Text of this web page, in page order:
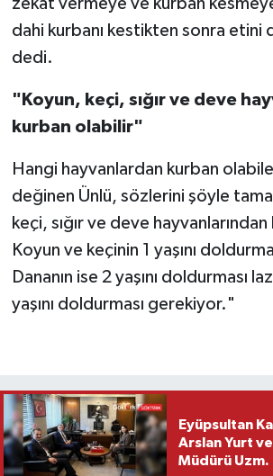
dahi kurbanı kestikten sonra etini
dedi.
"Koyun, keçi, sığır ve deve
kurban olabilir"
Hangi hayvanlardan kurban
değinen Ünlü, sözlerini şöyle
keçi, sığır ve deve
Koyun ve keçinin 1 yaşını
Dananın ise 2 yaşını doldurması
yaşını doldurması gerekiyor."
Eyüpsultan
Arslan Yurt
Müdürü Uzm.